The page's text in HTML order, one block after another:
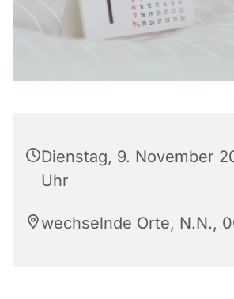
Dienstag, 9. November
Uhr
wechselnde Orte, N.N.,